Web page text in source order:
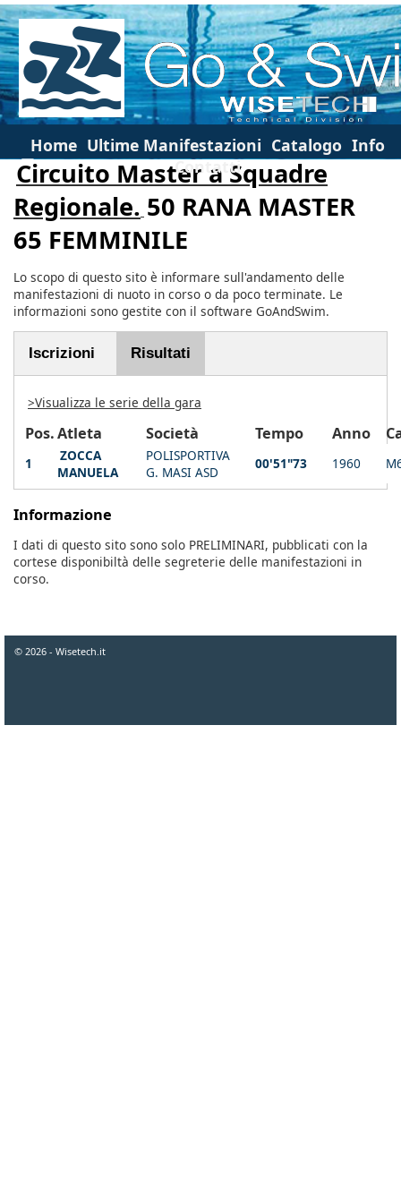
Home Ultime Manifestazioni Catalogo Info
Contatti
Circuito Master a Squadre
Regionale. 50 RANA MASTER
65 FEMMINILE
Lo scopo di questo sito è informare sull'andamento delle
manifestazioni di nuoto in corso o da poco terminate. Le
informazioni sono gestite con il software GoAndSwim.
Iscrizioni Risultati
>Visualizza le serie della gara
Pos.Atleta Società Tempo Anno
1
ZOCCA
MANUELA
POLISPORTIVA
G. MASI ASD
00'51"73 1960
Informazione
I dati di questo sito sono solo PRELIMINARI, pubblicati con la
cortese disponibiltà delle segreterie delle manifestazioni in
corso.
© 2026 - Wisetech.it